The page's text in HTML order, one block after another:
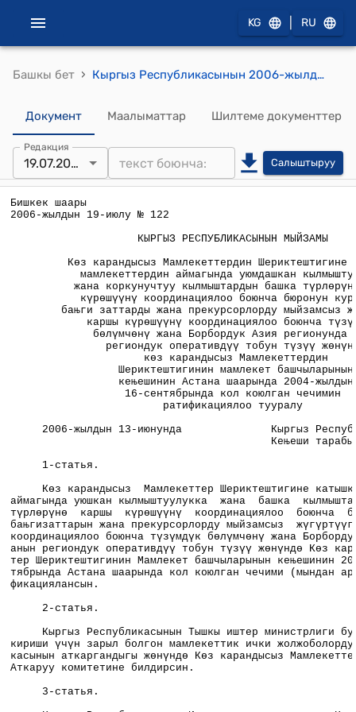
KG RU
Башкы бет › Кыргыз Республикасынын 2006-жылдын 19-июлундагы № 122 "Көз карандысыз Мамлекеттердин Шериктештигине катышкан мамлекеттердин аймагында уюмдашкан кылмыштуулукка жана коркунучтуу кылмыштардын башка түрлөрүнө каршы күрөшүүнү координациялоо боюнча бюронун курамында баңги заттарды жана прекурсорлорду мыйзамсыз жүгүртүүгө каршы күрөшүүнү координациялоо боюнча түзүмдүк бөлүмчөнү жана Борбордук Азия регионунда анын региондук оперативдүү тобун түзүү жөнүндө көз карандысыз Мамлекеттердин Шериктештигинин мамлекет башчыларынын кеңешинин Астана шаарында 2004-жылдын 16-сентябрында кол коюлган чечимин ратификациялоо тууралу" мыйзамы
Документ Маалыматтар Шилтеме документтер
Редакция
19.07.2006 Салыштыруу